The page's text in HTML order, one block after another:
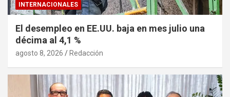
INTERNACIONALES
El desempleo en EE.UU. baja en mes julio una
décima al 4,1 %
agosto 8, 2026 Redacción